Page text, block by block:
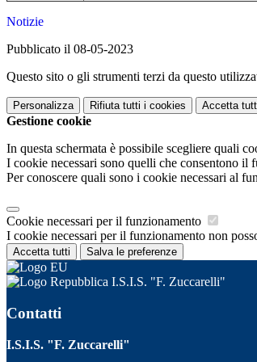
Notizie
Pubblicato il 08-05-2023
Questo sito o gli strumenti terzi da questo
Personalizza Rifiuta tutti i cookies Accetta
Gestione cookie
In questa schermata è possibile scegliere quali
I cookie necessari sono quelli che consentono il
Per conoscere quali sono i cookie necessari al
Cookie necessari per il funzionamento
I cookie necessari per il funzionamento non
Accetta tutti Salva le preferenze
I.S.I.S. "F. Zuccarelli"
Contatti
I.S.I.S. "F. Zuccarelli"